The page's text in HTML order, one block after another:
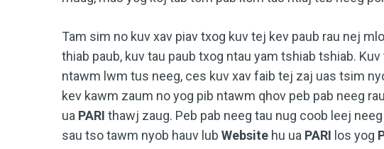
Tam sim no kuv xav piav txog kuv tej kev paub rau nej
thiab paub, kuv tau paub txog ntau yam tshiab tshiab.
ntawm lwm tus neeg, ces kuv xav faib tej zaj uas tsim
kev kawm zaum no yog pib ntawm qhov peb pab neeg
ua PARI thawj zaug. Peb pab neeg tau nug coob leej
sau tso tawm nyob hauv lub Website hu ua PARI los yog